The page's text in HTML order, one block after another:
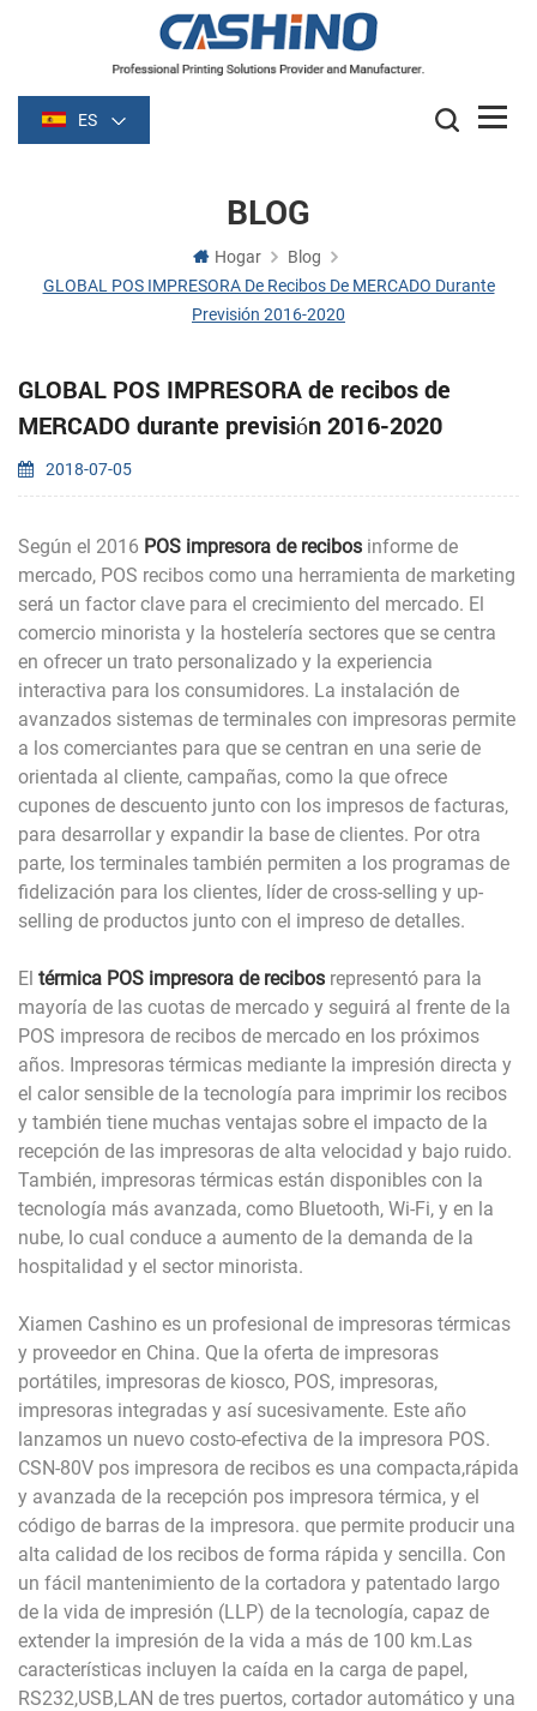
ES
BLOG
Hogar
Blog
GLOBAL POS IMPRESORA De Recibos De MERCADO Durante
Previsión 2016-2020
GLOBAL POS IMPRESORA de recibos de
MERCADO durante previsión 2016-2020
2018-07-05
Según el 2016 POS impresora de recibos informe de
mercado, POS recibos como una herramienta de marketing
será un factor clave para el crecimiento del mercado. El
comercio minorista y la hostelería sectores que se centra
en ofrecer un trato personalizado y la experiencia
interactiva para los consumidores. La instalación de
avanzados sistemas de terminales con impresoras permite
a los comerciantes para que se centran en una serie de
orientada al cliente, campañas, como la que ofrece
cupones de descuento junto con los impresos de facturas,
para desarrollar y expandir la base de clientes. Por otra
parte, los terminales también permiten a los programas de
fidelización para los clientes, líder de cross-selling y up-
selling de productos junto con el impreso de detalles.
El térmica POS impresora de recibos representó para la
mayoría de las cuotas de mercado y seguirá al frente de la
POS impresora de recibos de mercado en los próximos
años. Impresoras térmicas mediante la impresión directa y
el calor sensible de la tecnología para imprimir los recibos
y también tiene muchas ventajas sobre el impacto de la
recepción de las impresoras de alta velocidad y bajo ruido.
También, impresoras térmicas están disponibles con la
tecnología más avanzada, como Bluetooth, Wi-Fi, y en la
nube, lo cual conduce a aumento de la demanda de la
hospitalidad y el sector minorista.
Xiamen Cashino es un profesional de impresoras térmicas
y proveedor en China. Que la oferta de impresoras
portátiles, impresoras de kiosco, POS, impresoras,
impresoras integradas y así sucesivamente. Este año
lanzamos un nuevo costo-efectiva de la impresora POS.
CSN-80V pos impresora de recibos es una compacta,rápida
y avanzada de la recepción pos impresora térmica, y el
código de barras de la impresora. que permite producir una
alta calidad de los recibos de forma rápida y sencilla. Con
un fácil mantenimiento de la cortadora y patentado largo
de la vida de impresión (LLP) de la tecnología, capaz de
extender la impresión de la vida a más de 100 km.Las
características incluyen la caída en la carga de papel,
RS232,USB,LAN de tres puertos, cortador automático y una